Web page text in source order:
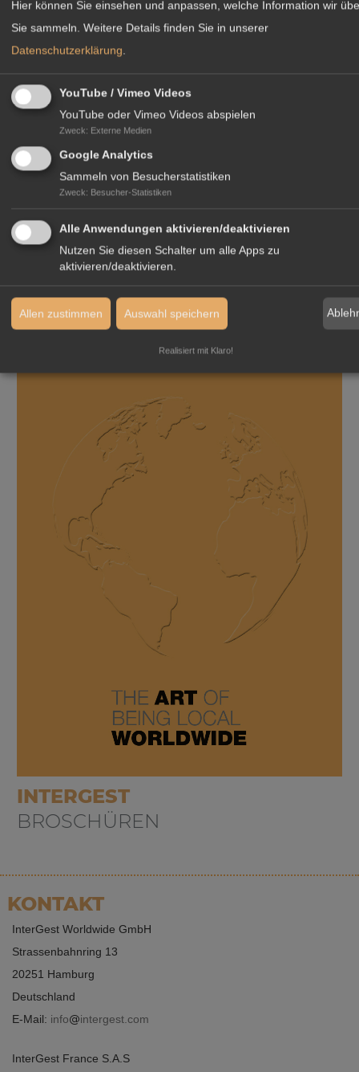
Internationale Koordination
+49 681 5918 7812
Sprachen:
INTERGEST
BROSCHÜREN
KONTAKT
InterGest Worldwide GmbH
Strassenbahnring 13
20251 Hamburg
Deutschland
E-Mail: info intergest.com
InterGest France S.A.S
Hier können Sie einsehen und anpassen, welche Information wir
Sie sammeln. Weitere Details finden Sie in unserer
Datenschutzerklärung.
YouTube / Vimeo Videos
YouTube oder Vimeo Videos abspielen
Zweck: Externe Medien
Google Analytics
Sammeln von Besucherstatistiken
Zweck: Besucher-Statistiken
Alle Anwendungen aktivieren/deaktivieren
Nutzen Sie diesen Schalter um alle Apps zu
aktivieren/deaktivieren.
Allen zustimmen Auswahl speichern
Realisiert mit Klaro!